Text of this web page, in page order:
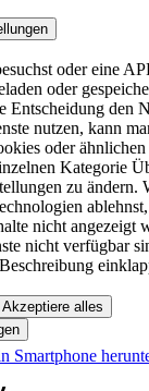
oder eine
oder
den
nutzen, kann
oder
Kategorie
zu ändern.
nicht angezeigt
nicht verfügbar
Beschreibung
Akzeptiere alles
Smartphone